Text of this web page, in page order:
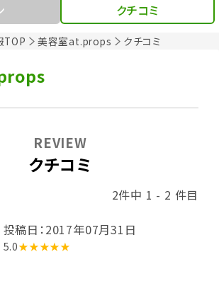
TOP 美容室at.props クチコミ
クチコミ
クチコミ
REVIEW
2件中 1 - 2 件目
投稿日：2017年07月31日
5.0★★★★★